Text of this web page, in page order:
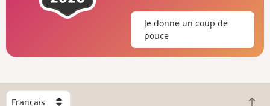
Je donne un coup de
pouce
C